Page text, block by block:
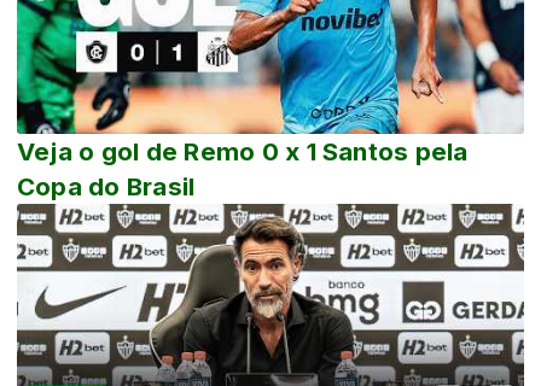
Veja o gol de Remo 0 x 1 Santos pela
Copa do Brasil